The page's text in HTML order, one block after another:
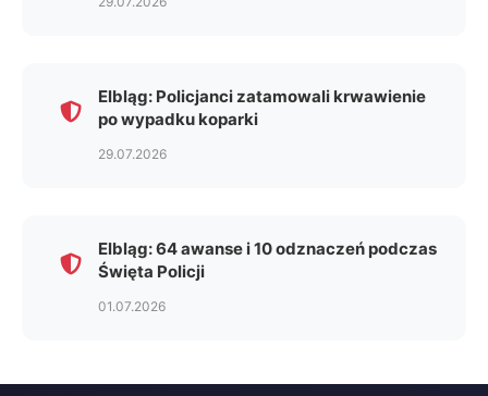
Elbląg: Policjanci zatamowali krwawienie
po wypadku koparki
29.07.2026
Elbląg: 64 awanse i 10 odznaczeń podczas
Święta Policji
01.07.2026